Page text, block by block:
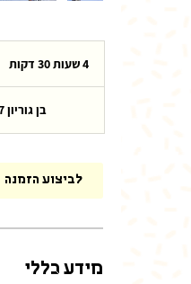
4 שעות 30 דקות
4
ו
ת
0
ד
ק
ת
בן גוריון 37, הוד השרון
לביצוע הזמנה
מידע כללי